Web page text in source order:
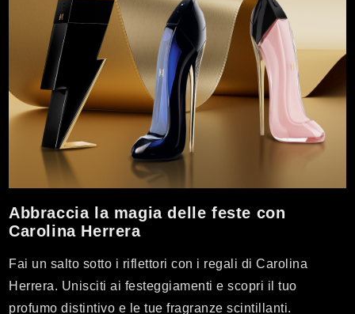
Abbraccia la magia delle feste con
Carolina Herrera
Fai un salto sotto i riflettori con i regali di Carolina
Herrera. Unisciti ai festeggiamenti e scopri il tuo
profumo distintivo e le tue fragranze scintillanti.